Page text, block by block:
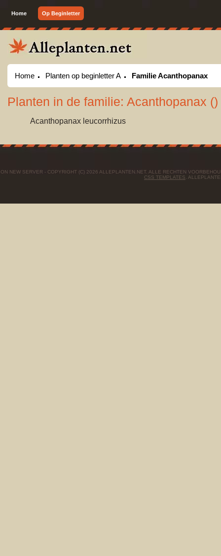
Home Op Beginletter
Home Planten op beginletter A Familie Acanthopanax
Planten in de familie: Acanthopanax ()
Acanthopanax leucorrhizus
ON NEW SERVER - COPYRIGHT (C) 2026 ALLEPLANTEN.NET. ALLE RECHTEN
CSS TEMPLATES .